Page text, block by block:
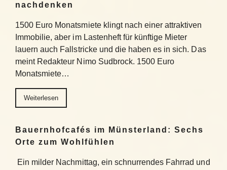
nachdenken
1500 Euro Monatsmiete klingt nach einer attraktiven
Immobilie, aber im Lastenheft für künftige Mieter
lauern auch Fallstricke und die haben es in sich. Das
meint Redakteur Nimo Sudbrock. 1500 Euro
Monatsmiete…
Weiterlesen
Bauernhofcafés im Münsterland: Sechs
Orte zum Wohlfühlen
Ein milder Nachmittag, ein schnurrendes Fahrrad und